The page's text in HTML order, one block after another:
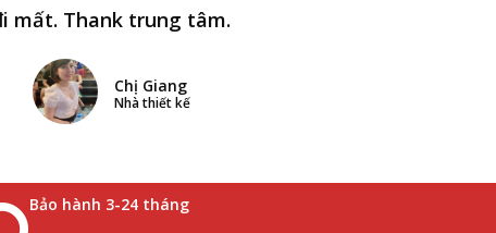
mất. Thank trung tâm.
Chị Giang
Nhà thiết kế
Bảo hành 3-24 tháng